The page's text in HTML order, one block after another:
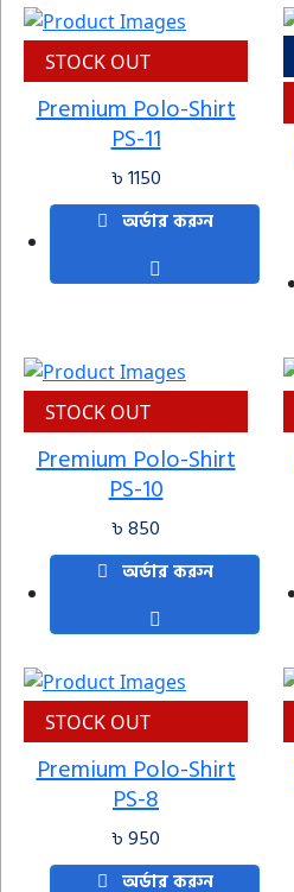
STOCK OUT
Premium Polo-Shirt
PS-11
৳ 1150
অর্ডার করুন
STOCK OUT
Premium Polo-Shirt
PS-10
৳ 850
অর্ডার করুন
STOCK OUT
Premium Polo-Shirt
PS-8
৳ 950
অর্ডার করুন